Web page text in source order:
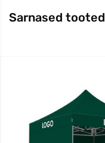
Sarnased tooted